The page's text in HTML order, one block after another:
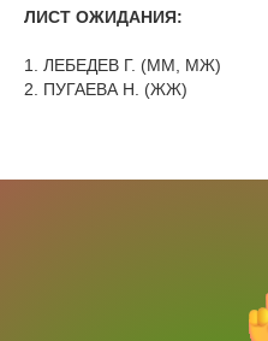
ЛИСТ ОЖИДАНИЯ:
1. ЛЕБЕДЕВ Г. (ММ, МЖ)
2. ПУГАЕВА Н. (ЖЖ)